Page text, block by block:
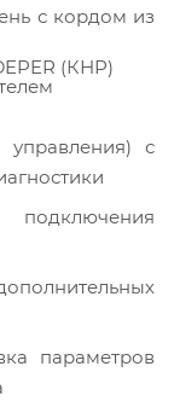
с кордом из
(КНР)
управления) с
параметров